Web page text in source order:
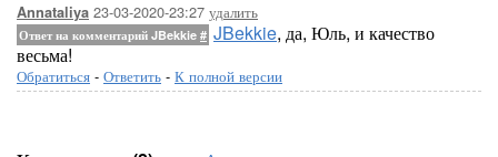
Annataliya 23-03-2020-23:27 удалить
Ответ на комментарий JBekkie # JBekkie, да, Юль, и качество
весьма!
Обратиться - Ответить - К полной версии